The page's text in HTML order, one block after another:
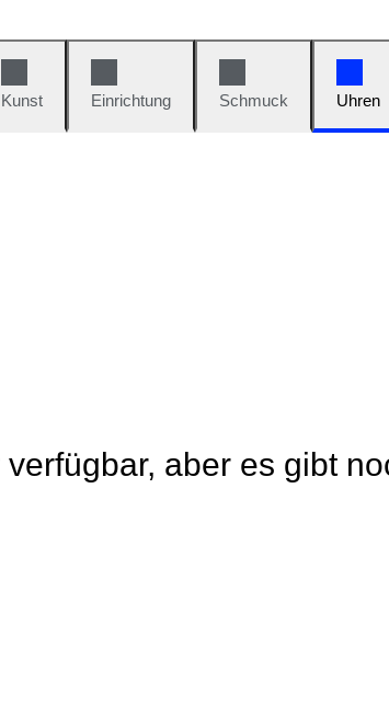
Kunst
Einrichtung Schmuck Uhren
aber es gibt